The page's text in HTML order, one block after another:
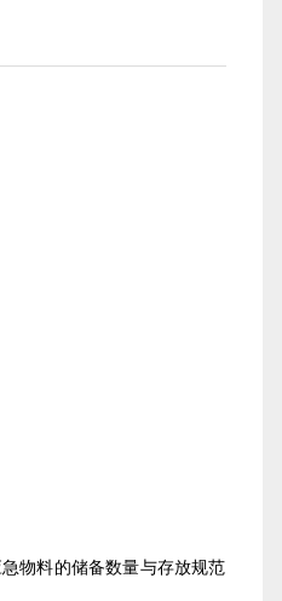
物料的储备数量与存放规范